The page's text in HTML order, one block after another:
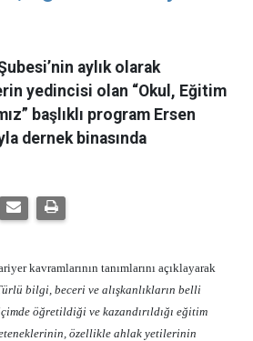
aylık olarak
yedincisi olan “Okul, Eğitim
başlıklı program Ersen
dernek binasında
kavramlarının tanımlarını açıklayarak
bilgi, beceri ve alışkanlıkların belli
öğretildiği ve kazandırıldığı eğitim
özellikle ahlak yetilerinin